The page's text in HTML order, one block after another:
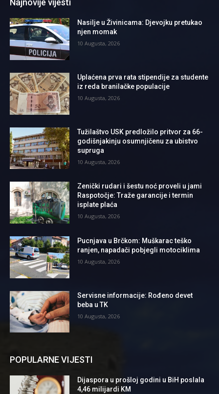
Najnovije vijesti
Nasilje u Živinicama: Djevojku pretukao
njen momak
10 Augusta, 2026
Uplaćena prva rata stipendije za studente
iz reda branilačke populacije
10 Augusta, 2026
Tužilaštvo USK predložilo pritvor za 66-
godišnjakinju osumnjičenu za ubistvo
supruga
10 Augusta, 2026
Zenički rudari i šestu noć proveli u jami
Raspotočje: Traže garancije i termin
isplate plaća
10 Augusta, 2026
Pucnjava u Brčkom: Muškarac teško
ranjen, napadači pobjegli motociklima
10 Augusta, 2026
Servisne informacije: Rođeno devet
beba u TK
10 Augusta, 2026
POPULARNE VIJESTI
Dijaspora u prošloj godini u BiH poslala
4,46 milijardi KM